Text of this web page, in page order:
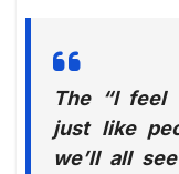
The “l feel
just like
we’ll all see